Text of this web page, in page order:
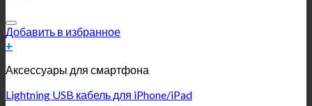
Добавить в избранное
+
Аксессуары для смартфона
Lightning USB кабель для iPhone/iPad